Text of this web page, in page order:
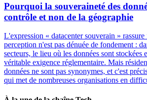
Pourquoi la souveraineté des
contrôle et non de la géographie
L'expression « datacenter souverain »
perception n'est pas dénuée de fondement :
secteurs, le lieu où les données sont stockées
véritable exigence réglementaire. Mais
données ne sont pas synonymes, et c'est
qui met de nombreuses organisations en